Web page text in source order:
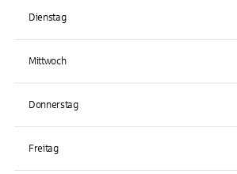
Dienstag
Mittwoch
Donnerstag
Freitag